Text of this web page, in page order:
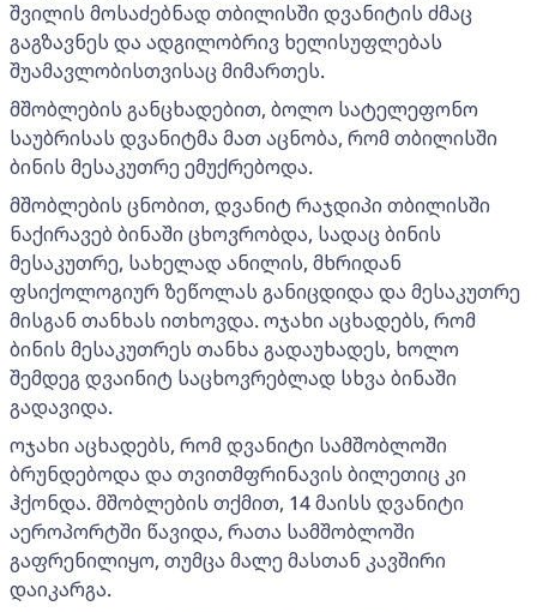
შვილის მოსაძებნად თბილისში დვანიტის ძმაც
გაგზავნეს და ადგილობრივ ხელისუფლებას
შუამავლობისთვისაც მიმართეს.
მშობლების განცხადებით, ბოლო სატელეფონო
საუბრისას დვანიტმა მათ აცნობა, რომ თბილისში
ბინის მესაკუთრე ემუქრებოდა.
მშობლების ცნობით, დვანიტ რაჯდიპი თბილისში
ნაქირავებ ბინაში ცხოვრობდა, სადაც ბინის
მესაკუთრე, სახელად ანილის, მხრიდან
ფსიქოლოგიურ ზეწოლას განიცდიდა და მესაკუთრე
მისგან თანხას ითხოვდა. ოჯახი აცხადებს, რომ
ბინის მესაკუთრეს თანხა გადაუხადეს, ხოლო
შემდეგ დვაინიტ საცხოვრებლად სხვა ბინაში
გადავიდა.
ოჯახი აცხადებს, რომ დვანიტი სამშობლოში
ბრუნდებოდა და თვითმფრინავის ბილეთიც კი
ჰქონდა. მშობლების თქმით, 14 მაისს დვანიტი
აეროპორტში წავიდა, რათა სამშობლოში
გაფრენილიყო, თუმცა მალე მასთან კავშირი
დაიკარგა.